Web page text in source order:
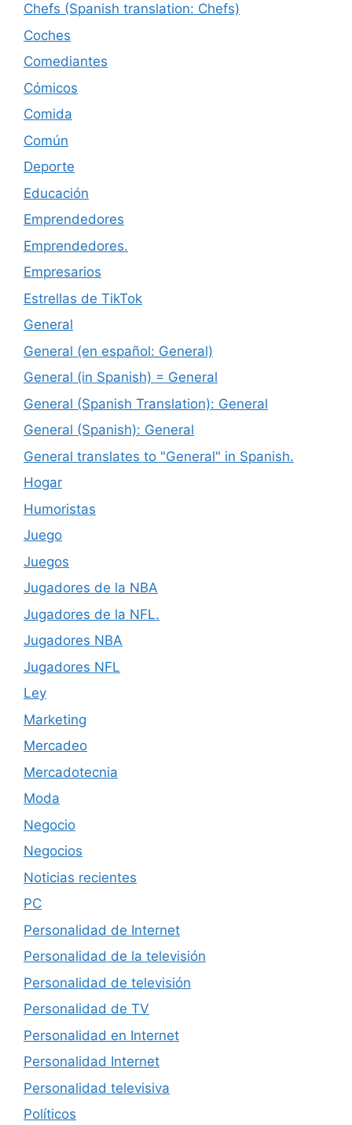
Chefs (Spanish translation: Chefs)
Coches
Comediantes
Cómicos
Comida
Común
Deporte
Educación
Emprendedores
Emprendedores.
Empresarios
Estrellas de TikTok
General
General (en español: General)
General (in Spanish) = General
General (Spanish Translation): General
General (Spanish): General
General translates to "General" in Spanish.
Hogar
Humoristas
Juego
Juegos
Jugadores de la NBA
Jugadores de la NFL.
Jugadores NBA
Jugadores NFL
Ley
Marketing
Mercadeo
Mercadotecnia
Moda
Negocio
Negocios
Noticias recientes
PC
Personalidad de Internet
Personalidad de la televisión
Personalidad de televisión
Personalidad de TV
Personalidad en Internet
Personalidad Internet
Personalidad televisiva
Políticos